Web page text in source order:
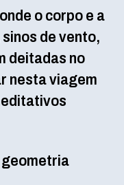
o corpo e a
de vento,
deitadas no
nesta viagem
geometria